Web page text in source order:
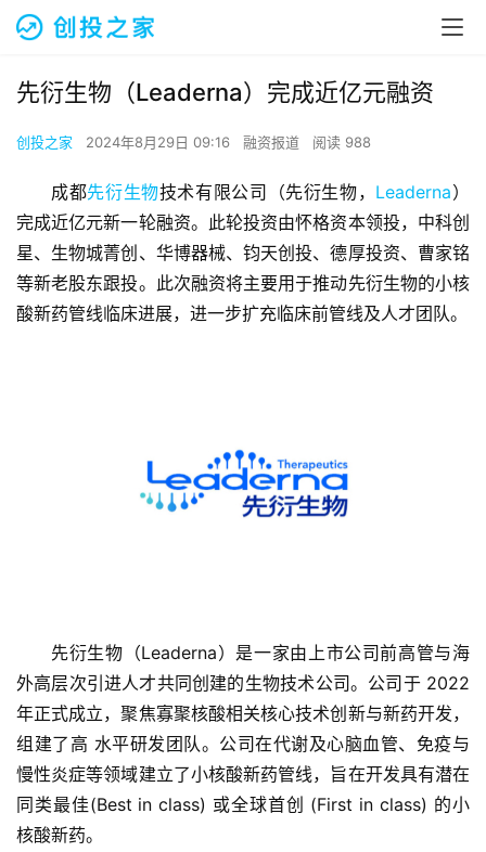
首
页
融
资
报
道
先衍生物（Leaderna）完成近亿元融资
创投之家 2024年8月29日 09:16 融资报道 阅读 988
成都先衍生物技术有限公司（先衍生物， Leaderna）
完成近亿元新一轮融资。此轮投资由怀格资本领投，中科创
星、生物城菁创、华博器械、钧天创投、德厚投资、曹家铭
等新老股东跟投。此次融资将主要用于推动先衍生物的小核
酸新药管线临床进展，进一步扩充临床前管线及人才团队。
先衍生物（Leaderna）是一家由上市公司前高管与海
外高层次引进人才共同创建的生物技术公司。公司于 2022
年正式成立，聚焦寡聚核酸相关核心技术创新与新药开发，
组建了高 水平研发团队。公司在代谢及心脑血管、免疫与
慢性炎症等领域建立了小核酸新药管线，旨在开发具有潜在
同类最佳(Best in class) 或全球首创 (First in class) 的小
核酸新药。